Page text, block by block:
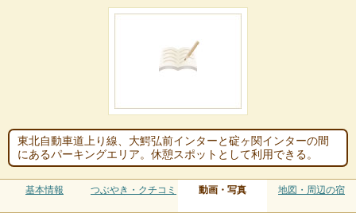
東北自動車道上り線、大鰐弘前インターと碇ヶ関インターの間
にあるパーキングエリア。休憩スポットとして利用できる。
基本情報 つぶやき・クチコミ 動画・写真 地図・周辺の宿